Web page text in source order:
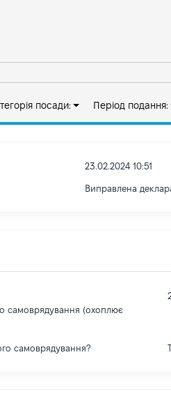
посади: Період подання:
23.02.2024 10:51
Виправлена
самоврядування (охоплює
самоврядування?